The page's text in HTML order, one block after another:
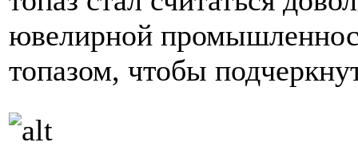
ювелирной
топазом, чтобы